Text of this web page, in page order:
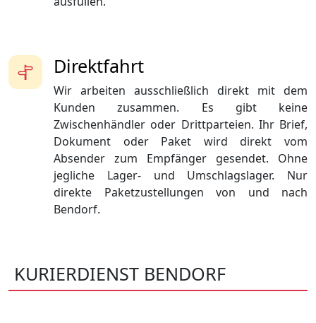
Direktfahrt
Wir arbeiten ausschließlich direkt mit dem
Kunden zusammen. Es gibt keine
Zwischenhändler oder Drittparteien. Ihr Brief,
Dokument oder Paket wird direkt vom
Absender zum Empfänger gesendet. Ohne
jegliche Lager- und Umschlagslager. Nur
direkte Paketzustellungen von und nach
Bendorf.
KURIERDIENST BENDORF